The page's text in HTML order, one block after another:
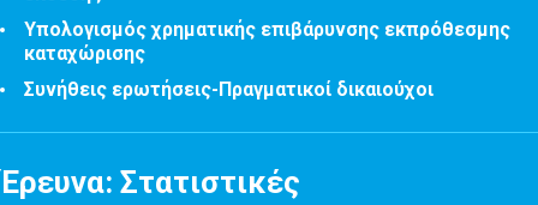
Υπολογισμός χρηματικής επιβάρυνσης εκπρόθεσμης
καταχώρισης
Συνήθεις ερωτήσεις-Πραγματικοί δικαιούχοι
Έρευνα: Στατιστικές